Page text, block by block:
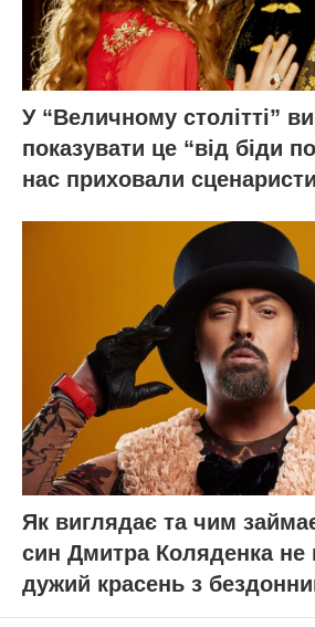
У “Величному столітті”
показувати це “від біди
нас приховали
Як виглядає та чим
син Дмитра Коляденка не
дужий красень з